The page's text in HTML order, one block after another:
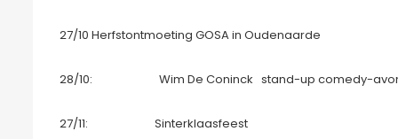
27/10 Herfstontmoeting GOSA in Oudenaarde
28/10: Wim De Coninck stand-up comedy-
27/11: Sinterklaasfeest